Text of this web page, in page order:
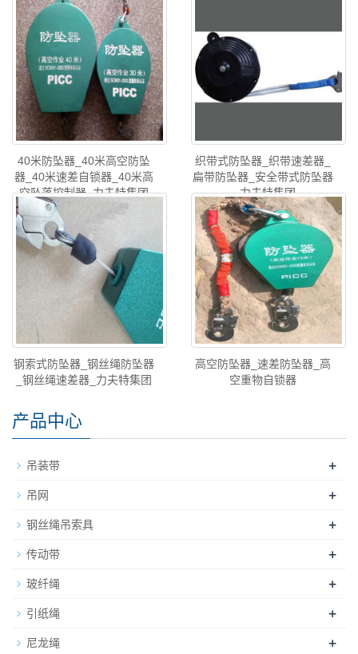
40米防坠器_40米高空防坠
器_40米速差自锁器_40米高
空坠落控制器_力夫特集团
织带式防坠器_织带速差器_
扁带防坠器_安全带式防坠器
_ 力夫特集团
钢索式防坠器_钢丝绳防坠器
_钢丝绳速差器_力夫特集团
高空防坠器_速差防坠器_高
空重物自锁器
产品中心
吊装带 +
吊网 +
钢丝绳吊索具 +
传动带 +
玻纤绳 +
引纸绳 +
尼龙绳 +